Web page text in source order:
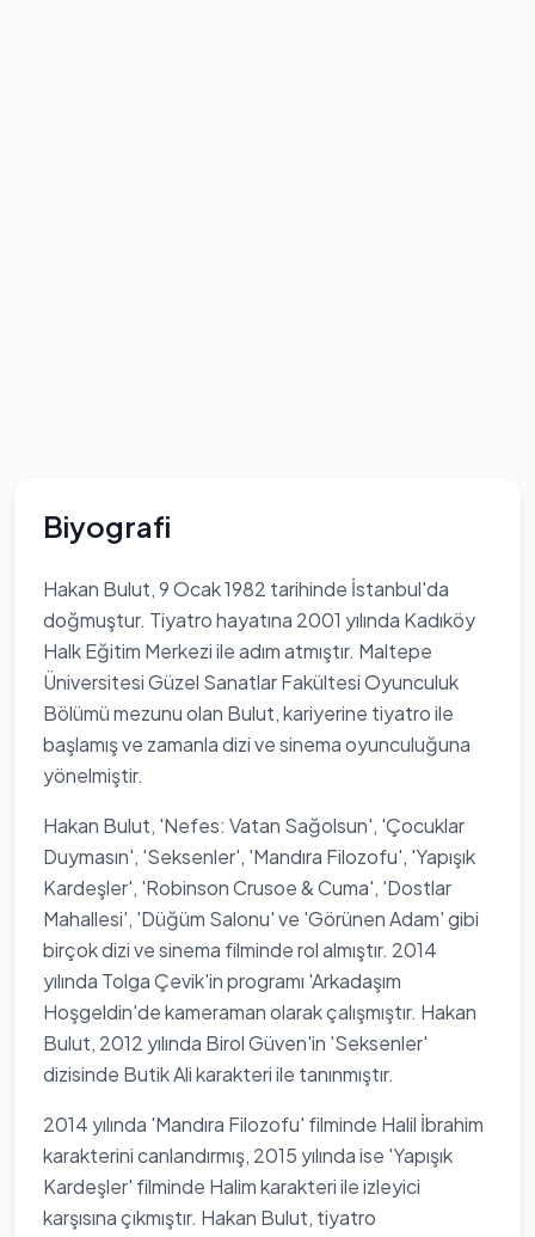
Biyografi
Hakan Bulut, 9 Ocak 1982 tarihinde İstanbul'da
doğmuştur. Tiyatro hayatına 2001 yılında Kadıköy
Halk Eğitim Merkezi ile adım atmıştır. Maltepe
Üniversitesi Güzel Sanatlar Fakültesi Oyunculuk
Bölümü mezunu olan Bulut, kariyerine tiyatro ile
başlamış ve zamanla dizi ve sinema oyunculuğuna
yönelmiştir.
Hakan Bulut, 'Nefes: Vatan Sağolsun', 'Çocuklar
Duymasın', 'Seksenler', 'Mandıra Filozofu', 'Yapışık
Kardeşler', 'Robinson Crusoe & Cuma', 'Dostlar
Mahallesi', 'Düğüm Salonu' ve 'Görünen Adam' gibi
birçok dizi ve sinema filminde rol almıştır. 2014
yılında Tolga Çevik'in programı 'Arkadaşım
Hoşgeldin'de kameraman olarak çalışmıştır. Hakan
Bulut, 2012 yılında Birol Güven'in 'Seksenler'
dizisinde Butik Ali karakteri ile tanınmıştır.
2014 yılında 'Mandıra Filozofu' filminde Halil İbrahim
karakterini canlandırmış, 2015 yılında ise 'Yapışık
Kardeşler' filminde Halim karakteri ile izleyici
karşısına çıkmıştır. Hakan Bulut, tiyatro